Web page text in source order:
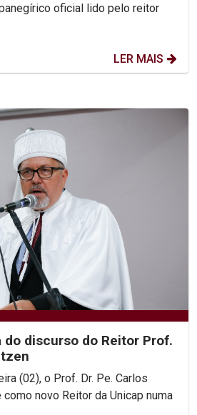
oficial lido pelo reitor
LER MAIS
do discurso do Reitor Prof.
(02), o Prof. Dr. Pe. Carlos
novo Reitor da Unicap numa